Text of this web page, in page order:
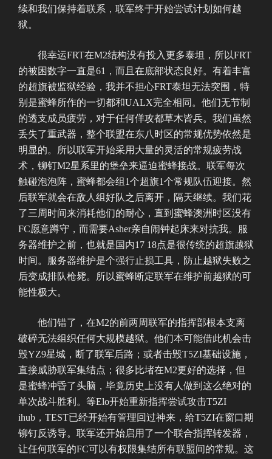
续和我们保持着联系，联军终于开始尝试计划如何越
狱。
很幸运FRT在M2结构没有投入更多泰坦，所以FRT
的被困数字一直是61，而且在底部状态良好。有着丰富
的超旗被监狱经验，我并不担心FRT泰坦无法突围，特
别是蜜蜂所作的一切都和UALX完全相同。他们无节制
的透支成员疲劳，对于任何佯攻都草木皆兵。我们虽然
丢失了重武器，整个联盟在东八时区的常规优势依然是
明显的。所以联军开始采用大量的灵活的常规疲劳战
术，铆钉M2星系里的堡垒来逼迫蜜蜂接战。联军每次
触碰泡泡阵，蜜蜂都会组1个超旗1个常规队伍迎接。然
后联军就会在敌人组好队之后离开，隔天继续。我们花
了三周时间来消耗他们的耐心，直到蜜蜂澳洲时区没有
FC愿意蹲守，而需要Asher亲自闹钟起床来对抗我。服
务器维护之前，也就是国内17 18点是很传统的超旗越狱
时间。服务器维护是个强行止损工具，防止越狱失败之
后变成排队枪毙。所以蜜蜂断定联军在维护前越狱的可
能性极大。
他们错了，在M2的前两周联军的指挥部根本支离
破碎无法组织任何大规模越狱。他们本可能借此机会击
毁YZ9星城，断了联军后路；或者击毁T5ZI基础设施，
直接威胁联军集结点；很多比堵在M2更好的选择，但
是蜜蜂冲昏了头脑，毕竟历史上没有人做到这么绝对的
单次战斗胜利。等Elo开始重新指挥尝试攻击T5ZI
ihub，TEST已经开始有管理回过神来，给T5ZI在窗口期
铆钉反诱导。联军还开始启用了一个联合指挥转发器，
让任何联军的FC可以有权限集结所有联盟间的常规。这